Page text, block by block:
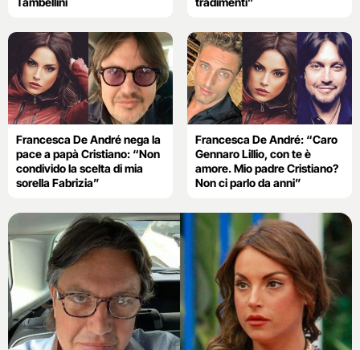
Francesca De André nega la
pace a papà Cristiano: “Non
condivido la scelta di mia
sorella Fabrizia”
Francesca De André: “Caro
Gennaro Lillio, con te è
amore. Mio padre Cristiano?
Non ci parlo da anni”